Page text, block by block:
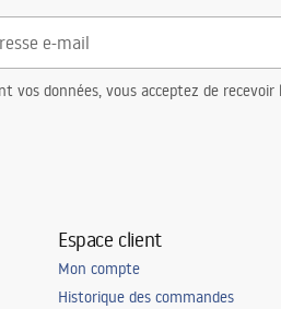
vos données, vous acceptez de
Espace client
Mon compte
Historique des commandes